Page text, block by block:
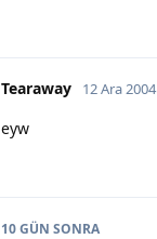
Tearaway 12 Ara 2004
eyw
10 GÜN SONRA